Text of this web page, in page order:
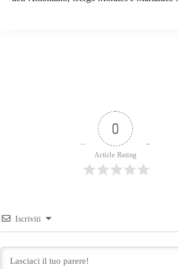
0
Article Rating
Iscriviti